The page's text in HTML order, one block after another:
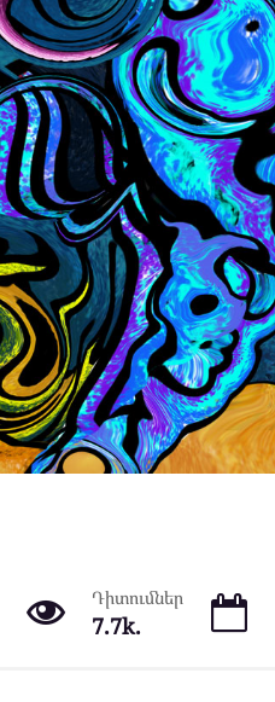
Դիտումներ
7.7k.